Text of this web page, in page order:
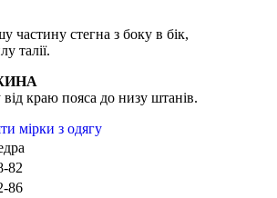
частину стегна з боку в бік,
талії.
краю пояса до низу штанів.
мірки з одягу
82
86